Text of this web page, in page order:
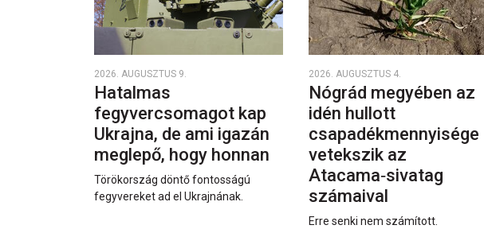
2026. AUGUSZTUS 9.
Hatalmas
fegyvercsomagot kap
Ukrajna, de ami igazán
meglepő, hogy honnan
Törökország döntő fontosságú
fegyvereket ad el Ukrajnának.
2026. AUGUSZTUS 4.
Nógrád megyében az
idén hullott
csapadékmennyisége
vetekszik az
Atacama‑sivatag
számaival
Erre senki nem számított.